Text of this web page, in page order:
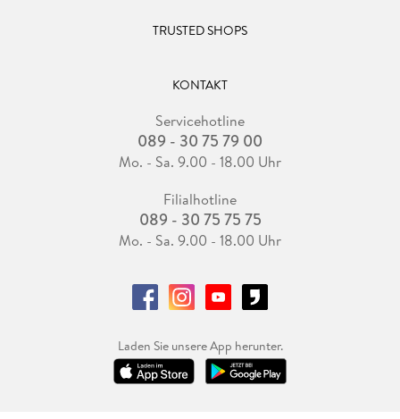
TRUSTED SHOPS
KONTAKT
Servicehotline
089 - 30 75 79 00
Mo. - Sa. 9.00 - 18.00 Uhr
Filialhotline
089 - 30 75 75 75
Mo. - Sa. 9.00 - 18.00 Uhr
Laden Sie unsere App herunter.